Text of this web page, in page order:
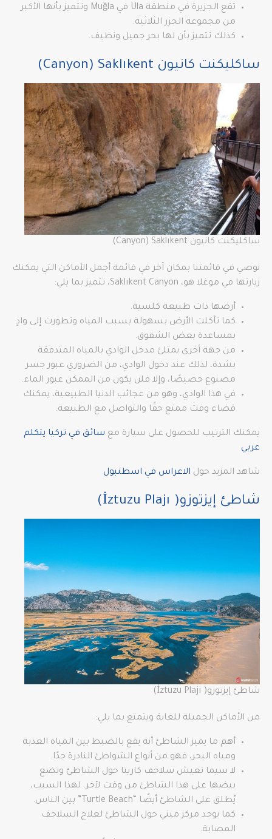
تقع الجزيرة في منطقة Ula في Muğla وتتميز بأنها الأكبر
من مجموعة الجزر الثلاثية.
كذلك تتميز بأن لها بحر جميل ونظيف.
ساكليكنت كانيون Canyon) Saklıkent)
ساكليكنت كانيون Canyon) Saklıkent)
نوصي في قائمتنا بمكان آخر في قائمة أجمل الأماكن التي يمكنك
زيارتها في موغلا هو، Saklıkent Canyon، تتميز بما يلي:
أرضها ذات طبيعة كلسية.
كما تآكلت الأرض بسهولة بسبب المياه وتطورت إلى وادٍ
بمساعدة بعض الشقوق.
من جهة أخرى يمتلئ مدخل الوادي بالمياه المتدفقة
بشدة، لذلك عند دخول الوادي، من الضروري عبور جسر
مصنوع خصيصًا، وإلا فلن يكون من الممكن عبور الماء.
في هذا الوادي، وهو من عجائب الدنيا الطبيعية، يمكنك
قضاء وقت ممتع حقًا والتواصل مع الطبيعة.
يمكنك الترتيب للحصول على سيارة مع سائق في تركيا يتكلم
عربي
شاهد المزيد حول الاعراس في اسطنبول
شاطئ إيزتوزو( İztuzu Plajı)
شاطئ إيزتوزو( İztuzu Plajı)
من الأماكن الجميلة للغاية ويتمتع بما يلي:
أهم ما يميز الشاطئ أنه يقع بالضبط بين المياه العذبة
ومياه البحر، فهو من أنواع الشواطئ النادرة جدًا.
لا سيما تعيش سلاحف كاريتا حول الشاطئ وتضع
بيضها على هذا الشاطئ من وقت لآخر. لهذا السبب،
يُطلق على الشاطئ أيضًا “Turtle Beach” بين الناس.
كما يوجد مركز مبني حول الشاطئ لعلاج السلاحف
المصابة.